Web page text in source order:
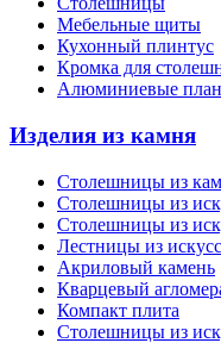
Мебельные щиты
Кухонный плинтус
Кромка для
Алюминиевые
Изделия из камня
Столешницы из
Cтолешницы из
Cтолешницы из
Лестницы из
Акриловый камень
Кварцевый
Компакт плита
Столешницы из